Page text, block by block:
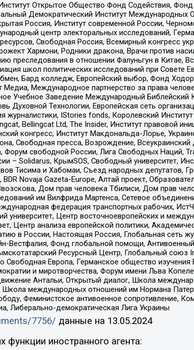
Открытое Общество Фонд Содействия,
Демократический Институт Международных
Россия, Институт современной России,
центр электоральных исследований,
Свободная Россия, Всемирный конгресс
Хармони, Родники дракона, Врачи против
преследования в отношении Фалуньгун в Китае,
школ политических исследований при Совете
Бард колледж, Европейский выбор, Фонд
Международное партнерство за права
Учебное Заведение Международный
Духовной Технологии, Европейская сеть
IStories fonds, Королевский
Bellingcat Ltd, The Insider, Институт правовой
конгресс, Институт Макдональда-Лорье,
Свободная пресса, Возрождение,
свободной России, Лига Свободных Наций,
– Solidarus, КрымSOS, Свободный университет,
Тисима и Хабомаи, Съезд народных депутатов,
Novaja Gazeta-Europe, Алтай проект,
Дом прав человека Тбилиси, Дом прав
им Вилфрида Мартенса, Сетевое
федерация транспортных рабочих,
университет, Центр восточноевропейских и
Центр анализа европейской политики,
в России, Настоящая Россия, Глобальная сеть
Вестфалия, Фонд глобальной помощи,
Ресурсный Центр, Глобальный союз
Свободная Европа, Германское общество
и миротворчества, Форум имени Льва
Антальи, Открытый диалог, Школа
Школа международных отношений им Нормана
Феминистское антивоенное сопротивление,
Либерально-демократическая Лига Украины
7756/ данные на 13.05.2024
иностранного агента: